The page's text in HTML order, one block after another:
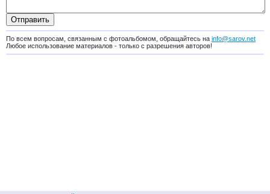
По всем вопросам, связанным с фотоальбомом, обращайтесь на info@sarov.net
Любое использование материалов - только с разрешения авторов!